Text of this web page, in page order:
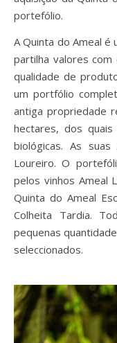
portefólio.
A Quinta do Ameal é
partilha valores com
qualidade de
um portfólio
antiga propriedade
hectares, dos
biológicas. As
Loureiro. O
pelos vinhos Ameal
Quinta do Ameal
Colheita Tardia.
pequenas
seleccionados.